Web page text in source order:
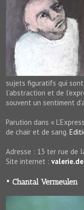
sujets figuratifs qui
l’abstraction et de
souvent un sentiment
Parution dans «
de chair et de sang.
Adresse : 13 ter rue de
Site internet :
• Chantal Vermeulen